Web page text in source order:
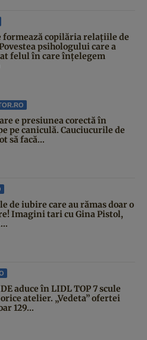
formează copilăria relațiile de
psihologului care a
felul în care înțelegem
e presiunea corectă în
pe caniculă. Cauciucurile de
să facă...
de iubire care au rămas doar o
Imagini tari cu Gina Pistol,
aduce în LIDL TOP 7 scule
atelier. „Vedeta” ofertei
129...